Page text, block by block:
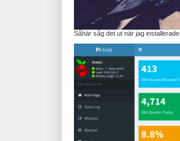
Såhär såg det ut när jag installerade.